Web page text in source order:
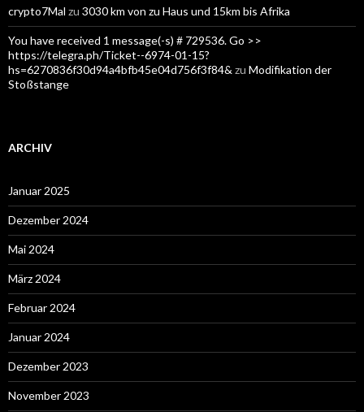
crypto7Mal zu 3030 km von zu Haus und 15km bis Afrika
You have received 1 message(-s) # 729536. Go >>
https://telegra.ph/Ticket--6974-01-15?
hs=6270836f30d94a4bfb45e04d756f3f84& zu Modifikation der
Stoßstange
ARCHIV
Januar 2025
Dezember 2024
Mai 2024
März 2024
Februar 2024
Januar 2024
Dezember 2023
November 2023